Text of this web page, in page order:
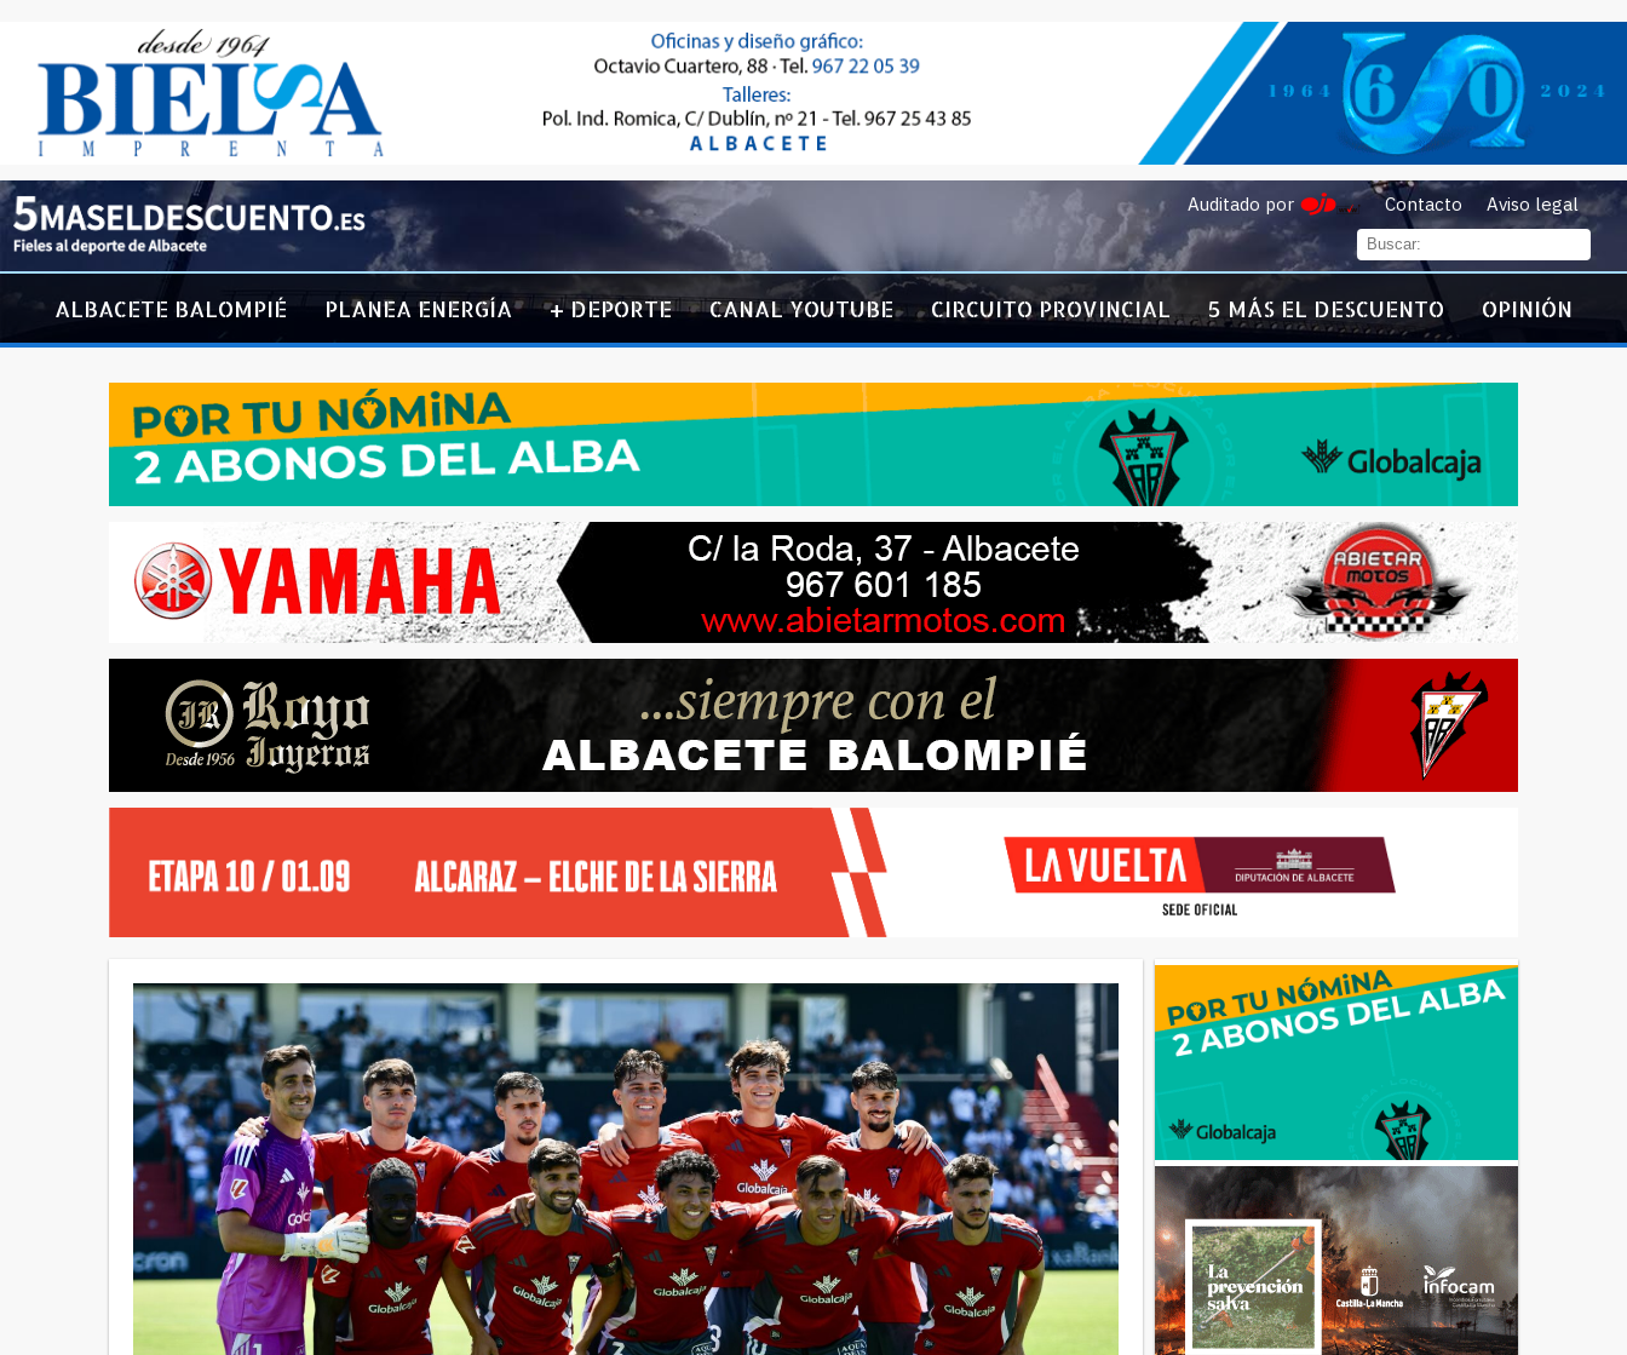
Auditado por Contacto Aviso legal
ALBACETE BALOMPIÉ PLANEA ENERGÍA + DEPORTE CANAL YOUTUBE CIRCUITO PROVINCIAL 5 MÁS EL DESCUENTO OPINIÓN